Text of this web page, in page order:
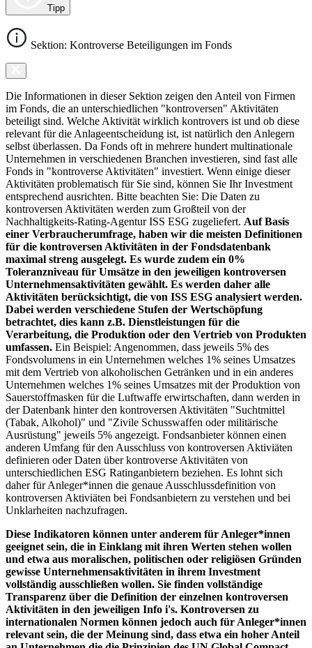
Tipp
Sektion: Kontroverse Beteiligungen im Fonds
Die Informationen in dieser Sektion zeigen den Anteil von Firmen
im Fonds, die an unterschiedlichen "kontroversen" Aktivitäten
beteiligt sind. Welche Aktivität wirklich kontrovers ist und ob diese
relevant für die Anlageentscheidung ist, ist natürlich den Anlegern
selbst überlassen. Da Fonds oft in mehrere hundert multinationale
Unternehmen in verschiedenen Branchen investieren, sind fast alle
Fonds in "kontroverse Aktivitäten" investiert. Wenn einige dieser
Aktivitäten problematisch für Sie sind, können Sie Ihr Investment
entsprechend ausrichten. Bitte beachten Sie: Die Daten zu
kontroversen Aktivitäten werden zum Großteil von der
Nachhaltigkeits-Rating-Agentur ISS ESG zugeliefert. Auf Basis
einer Verbraucherumfrage, haben wir die meisten Definitionen
für die kontroversen Aktivitäten in der Fondsdatenbank
maximal streng ausgelegt. Es wurde zudem ein 0%
Toleranzniveau für Umsätze in den jeweiligen kontroversen
Unternehmensaktivitäten gewählt. Es werden daher alle
Aktivitäten berücksichtigt, die von ISS ESG analysiert werden.
Dabei werden verschiedene Stufen der Wertschöpfung
betrachtet, dies kann z.B. Dienstleistungen für die
Verarbeitung, die Produktion oder den Vertrieb von Produkten
umfassen. Ein Beispiel: Angenommen, dass jeweils 5% des
Fondsvolumens in ein Unternehmen welches 1% seines Umsatzes
mit dem Vertrieb von alkoholischen Getränken und in ein anderes
Unternehmen welches 1% seines Umsatzes mit der Produktion von
Sauerstoffmasken für die Luftwaffe erwirtschaften, dann werden in
der Datenbank hinter den kontroversen Aktivitäten "Suchtmittel
(Tabak, Alkohol)" und "Zivile Schusswaffen oder militärische
Ausrüstung" jeweils 5% angezeigt. Fondsanbieter können einen
anderen Umfang für den Ausschluss von kontroversen Aktiviäten
definieren oder Daten über kontroverse Aktivitäten von
unterschiedlichen ESG Ratinganbietern beziehen. Es lohnt sich
daher für Anleger*innen die genaue Ausschlussdefinition von
kontroversen Aktiviäten bei Fondsanbietern zu verstehen und bei
Unklarheiten nachzufragen.
Diese Indikatoren können unter anderem für Anleger*innen
geeignet sein, die in Einklang mit ihren Werten stehen wollen
und etwa aus moralischen, politischen oder religiösen Gründen
gewisse Unternehmensaktivitäten in ihrem Investment
vollständig ausschließen wollen. Sie finden vollständige
Transparenz über die Definition der einzelnen kontroversen
Aktivitäten in den jeweiligen Info i's. Kontroversen zu
internationalen Normen können jedoch auch für Anleger*innen
relevant sein, die der Meinung sind, dass etwa ein hoher Anteil